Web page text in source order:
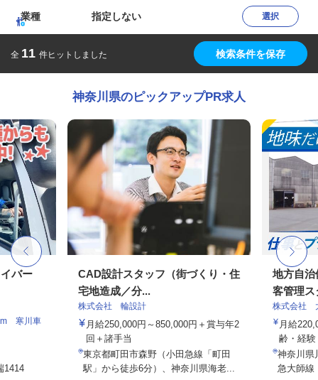
業種 指定しない 選択
全 11 件ヒットしました 検索条件を保存
神奈川県のピックアップPR求人
バー
寒川車
1414
CAD設計スタッフ（街づくり・住
宅地造成／分...
株式会社 輪設計
月給250,000円～850,000円＋賞与年2
回＋諸手当
東京都町田市森野（小田急線「町田
駅」から徒歩6分）、神奈川県海老...
地方自治
客管理ス
株式会社
月給
齢・経
神奈川県
急大師線